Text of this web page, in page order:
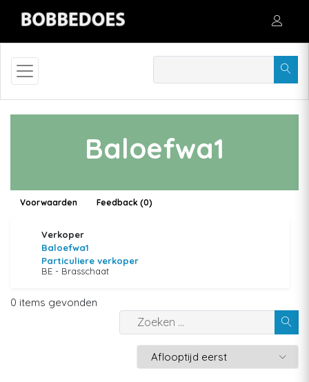
Baloefwa1
Voorwaarden Feedback (0)
Verkoper
Baloefwa1
Particuliere verkoper
BE - Brasschaat
0 items gevonden